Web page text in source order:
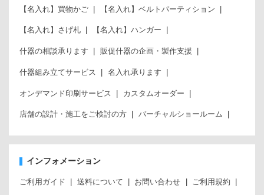
【名入れ】買物かご 【名入れ】ベルトパーティション
【名入れ】さげ札 【名入れ】ハンガー
什器の相談承ります 販促什器の企画・製作支援
什器組み立てサービス 名入れ承ります
オンデマンド印刷サービス カスタムオーダー
店舗の設計・施工をご検討の方 バーチャルショールーム
インフォメーション
ご利用ガイド 送料について お問い合わせ ご利用規約